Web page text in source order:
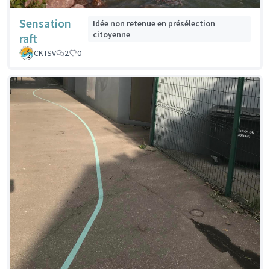
Sensation
raft
Idée non retenue en présélection
citoyenne
CKTSV
2 0